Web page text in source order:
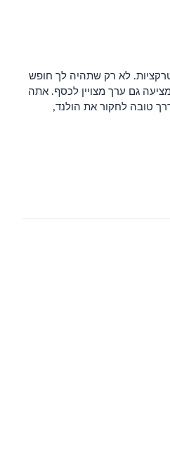
לא רק שתהיה לך חופש
גם ערך מצויין לכסף. אתה
טובה לחקור את הולנד,